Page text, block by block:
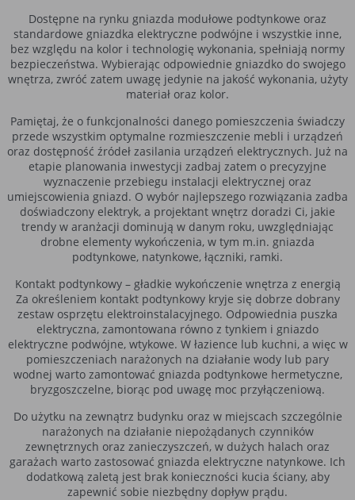
Dostępne na rynku gniazda modułowe podtynkowe oraz
standardowe gniazdka elektryczne podwójne i wszystkie inne,
bez względu na kolor i technologię wykonania, spełniają normy
bezpieczeństwa. Wybierając odpowiednie gniazdko do swojego
wnętrza, zwróć zatem uwagę jedynie na jakość wykonania, użyty
materiał oraz kolor.
Pamiętaj, że o funkcjonalności danego pomieszczenia świadczy
przede wszystkim optymalne rozmieszczenie mebli i urządzeń
oraz dostępność źródeł zasilania urządzeń elektrycznych. Już na
etapie planowania inwestycji zadbaj zatem o precyzyjne
wyznaczenie przebiegu instalacji elektrycznej oraz
umiejscowienia gniazd. O wybór najlepszego rozwiązania zadba
doświadczony elektryk, a projektant wnętrz doradzi Ci, jakie
trendy w aranżacji dominują w danym roku, uwzględniając
drobne elementy wykończenia, w tym m.in. gniazda
podtynkowe, natynkowe, łączniki, ramki.
Kontakt podtynkowy – gładkie wykończenie wnętrza z energią
Za określeniem kontakt podtynkowy kryje się dobrze dobrany
zestaw osprzętu elektroinstalacyjnego. Odpowiednia puszka
elektryczna, zamontowana równo z tynkiem i gniazdo
elektryczne podwójne, wtykowe. W łazience lub kuchni, a więc w
pomieszczeniach narażonych na działanie wody lub pary
wodnej warto zamontować gniazda podtynkowe hermetyczne,
bryzgoszczelne, biorąc pod uwagę moc przyłączeniową.
Do użytku na zewnątrz budynku oraz w miejscach szczególnie
narażonych na działanie niepożądanych czynników
zewnętrznych oraz zanieczyszczeń, w dużych halach oraz
garażach warto zastosować gniazda elektryczne natynkowe. Ich
dodatkową zaletą jest brak konieczności kucia ściany, aby
zapewnić sobie niezbędny dopływ prądu.